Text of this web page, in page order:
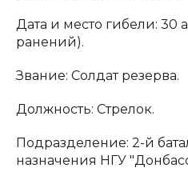
Дата и место гибели: 30
ранений).
Звание: Солдат резерва.
Должность: Стрелок.
Подразделение: 2-й
назначения НГУ